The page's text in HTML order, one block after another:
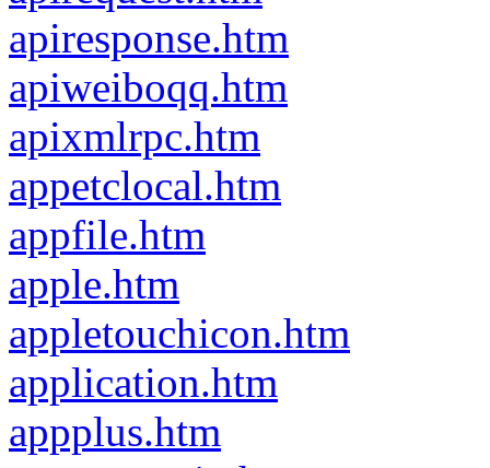
apiresponse.htm
apiweiboqq.htm
apixmlrpc.htm
appetclocal.htm
appfile.htm
apple.htm
appletouchicon.htm
application.htm
appplus.htm